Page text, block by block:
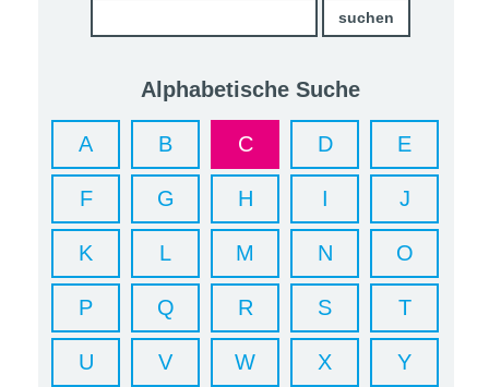
Alphabetische Suche
A B C D E
F G H I J
K L M N O
P Q R S T
U V W X Y